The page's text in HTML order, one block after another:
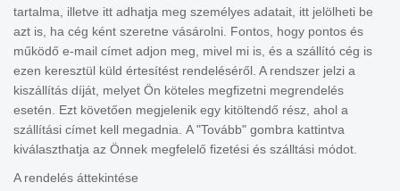
tartalma, illetve itt adhatja meg személyes adatait, itt jelölheti be
azt is, ha cég ként szeretne vásárolni. Fontos, hogy pontos és
működő e-mail címet adjon meg, mivel mi is, és a szállító cég is
ezen keresztül küld értesítést rendeléséről. A rendszer jelzi a
kiszállítás díját, melyet Ön köteles megfizetni megrendelés
esetén. Ezt követően megjelenik egy kitöltendő rész, ahol a
szállítási címet kell megadnia. A "Tovább" gombra kattintva
kiválaszthatja az Önnek megfelelő fizetési és szálltási módot.
A rendelés áttekintése